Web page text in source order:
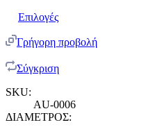
Επιλογές
Γρήγορη προβολή
Σύγκριση
SKU:
AU-0006
ΔΙΑΜΕΤΡΟΣ: